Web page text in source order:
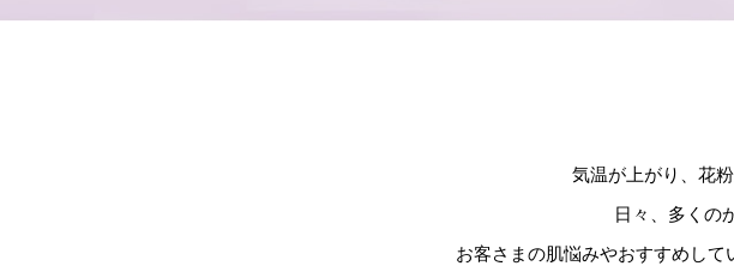
気温が上がり、花
日々、多くの
お客さまの肌悩みやおすすめして